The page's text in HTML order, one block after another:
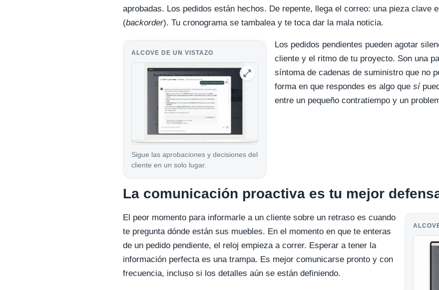
aprobadas. Los pedidos están hechos. De repente, llega el correo: una pieza clave
(backorder). Tu cronograma se tambalea y te toca dar la mala noticia.
ALCOVE DE UN VISTAZO
Sigue las aprobaciones y decisiones del
cliente en un solo lugar.
Los pedidos pendientes pueden agotar
cliente y el ritmo de tu proyecto. Son una
síntoma de cadenas de suministro que no
forma en que respondes es algo que sí
entre un pequeño contratiempo y un
La comunicación proactiva es tu mejor
El peor momento para informarle a un cliente sobre un retraso es cuando
te pregunta dónde están sus muebles. En el momento en que te enteras
de un pedido pendiente, el reloj empieza a correr. Esperar a tener la
información perfecta es una trampa. Es mejor comunicarse pronto y con
frecuencia, incluso si los detalles aún se están definiendo.